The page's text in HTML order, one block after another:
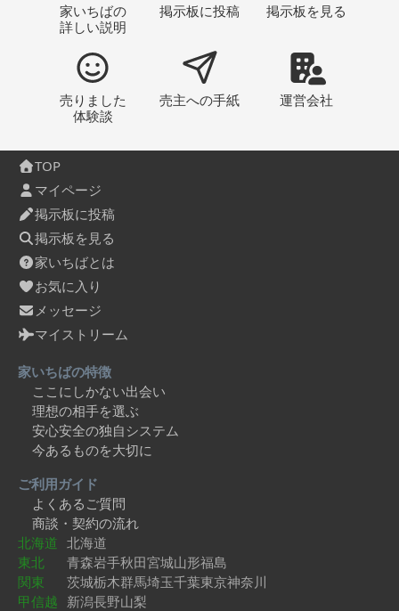
家いちばの
詳しい説明
掲示板に投稿 掲示板 を見る
売りました
体験談
売主への手紙 運営会社
TOP
マイページ
掲示板に投稿
掲示板を見る
家いちばとは
お気に入り
メッセージ
マイストリーム
家いちばの特徴
ここにしかない出会い
理想の相手を選ぶ
安心安全の独自システム
今あるものを大切に
ご利用ガイド
よくあるご質問
商談・契約の流れ
北海道 北海道
東北
青森岩手秋田宮城山形福島
関東
茨城栃木群馬埼玉千葉東京神奈川
甲信越 新潟長野山梨